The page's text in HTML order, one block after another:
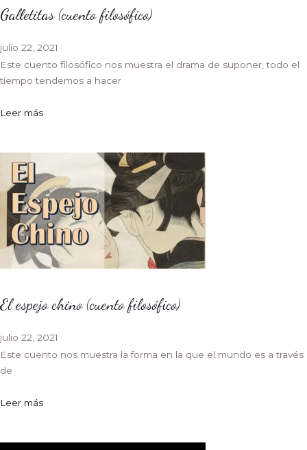
Galletitas (cuento filosófico)
julio 22, 2021
Este cuento filosófico nos muestra el drama de suponer, todo el
tiempo tendemos a hacer
Leer más
El espejo chino (cuento filosófico)
julio 22, 2021
Este cuento nos muestra la forma en la que el mundo es a través
de
Leer más